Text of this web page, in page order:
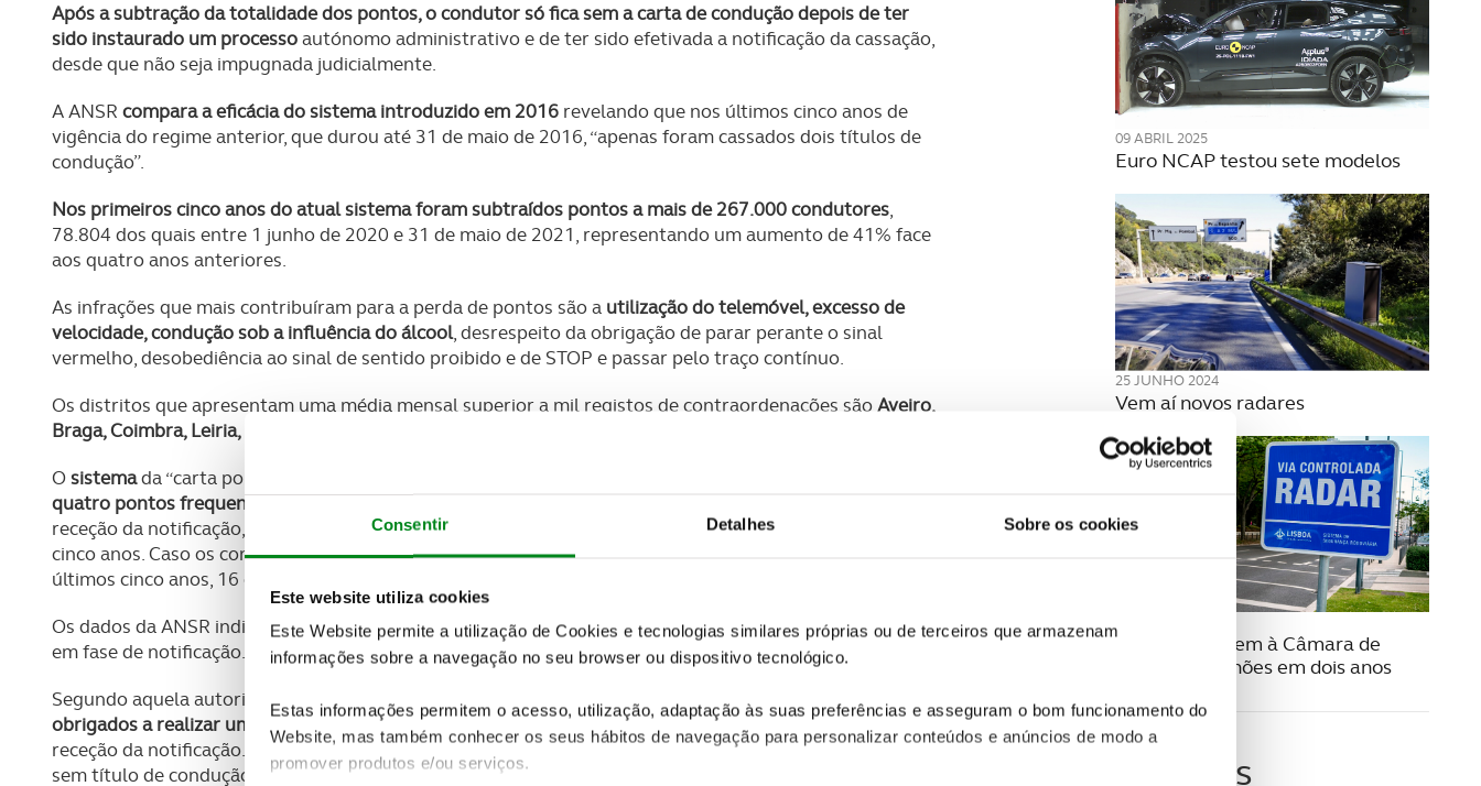
Consentir Detalhes Sobre os cookies
Este website utiliza cookies
Este Website permite a utilização de Cookies e tecnologias similares próprias ou de terceiros que armazenam
informações sobre a navegação no seu browser ou dispositivo tecnológico.
Estas informações permitem o acesso, utilização, adaptação às suas preferências e asseguram o bom funcionamento do
Website, mas também conhecer os seus hábitos de navegação para personalizar conteúdos e anúncios de modo a
promover produtos e/ou serviços.
Após a subtração da totalidade dos pontos, o condutor só fica sem a carta de condução depois de ter
sido instaurado um processoautónomo administrativo e de ter sido efetivada a notificação da cassação,
desde que não seja impugnada judicialmente.
A ANSR compara a eficácia do sistema introduzido em 2016 revelando que nos últimos cinco anos de
vigência do regime anterior, que durou até 31 de maio de 2016, “apenas foram cassados dois títulos de
condução”.
Nos primeiros cinco anos do atual sistema foram subtraídos pontos a mais de 267.000 condutores,
78.804 dos quais entre 1 junho de 2020 e 31 de maio de 2021, representando um aumento de 41% face
aos quatro anos anteriores.
As infrações que mais contribuíram para a perda de pontos são a utilização do telemóvel, excesso de
velocidade, condução sob a influência do álcool, desrespeito da obrigação de parar perante o sinal
vermelho, desobediência ao sinal de sentido proibido e de STOP e passar pelo traço contínuo.
Os distritos que apresentam uma média mensal superior a mil registos de contraordenações sãoAveiro,
Braga, Coimbra, Leiria, Lisboa, Porto, Santarém e Setúbal
Osistemada “carta por pontos”
quatro pontos frequentem uma ação de formação
receção da notificação, tendo sido um total de 2.719 os que passaram por esta situações nos últimos
cinco anos. Caso os condutores não frequentem estas ações de formação, a carta pode ser cassada e, nos
últimos cinco anos, 16 condutores ficaram sem carta por este motivo.
Os dados da ANSR indicam que378 condutores frequentaram a ação de formaçãoe 1.915 ainda estão
em fase de notificação.
Segundo aquela autoridade nacional,
986 condutores ficaram com três ou menos pontos, pelo que são
obrigados a realizar uma prova teórica do exame de condução no prazo de 90 diasa contar da data da
receção da notificação. Destes 986 condutores, 195 realizaram a prova teórica, 47 faltaram e vão ficar
sem título de condução, sete dos quais já ficaram com a carta cassada, 279 ainda não realizaram a prova
09 ABRIL 2025
Euro NCAP testou sete modelos
25 JUNHO 2024
Vem aí novos radares
Radares rendem à Câmara de
Lisboa 10 milhões em dois anos
Últimas